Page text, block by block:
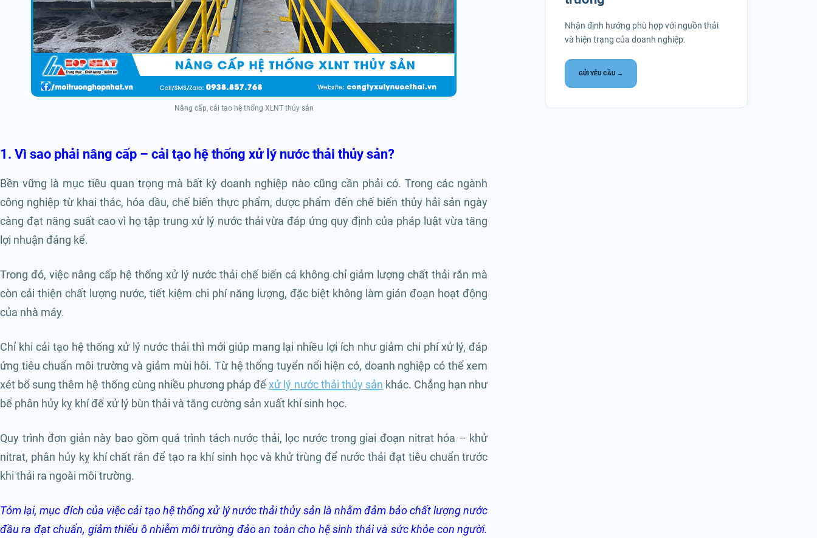
Nâng cấp, cải tạo hệ thống XLNT thủy sản
1. Vì sao phải nâng cấp – cải tạo hệ thống xử lý nước thải thủy sản?
Bền vững là mục tiêu quan trọng mà bất kỳ doanh nghiệp nào cũng cần phải có. Trong các ngành
công nghiệp từ khai thác, hóa dầu, chế biến thực phẩm, dược phẩm đến chế biến thủy hải sản ngày
càng đạt năng suất cao vì họ tập trung xử lý nước thải vừa đáp ứng quy định của pháp luật vừa tăng
lợi nhuận đáng kể.
Trong đó, việc nâng cấp hệ thống xử lý nước thải chế biến cá không chỉ giảm lượng chất thải rắn mà
còn cải thiện chất lượng nước, tiết kiệm chi phí năng lượng, đặc biệt không làm gián đoạn hoạt động
của nhà máy.
Chỉ khi cải tạo hệ thống xử lý nước thải thì mới giúp mang lại nhiều lợi ích như giảm chi phí xử lý, đáp
ứng tiêu chuẩn môi trường và giảm mùi hôi. Từ hệ thống tuyển nổi hiện có, doanh nghiệp có thể xem
xét bổ sung thêm hệ thống cùng nhiều phương pháp đểxử lý nước thải thủy sản khác. Chẳng hạn như
bể phân hủy kỵ khí để xử lý bùn thải và tăng cường sản xuất khí sinh học.
Quy trình đơn giản này bao gồm quá trình tách nước thải, lọc nước trong giai đoạn nitrat hóa – khử
nitrat, phân hủy kỵ khí chất rắn để tạo ra khí sinh học và khử trùng để nước thải đạt tiêu chuẩn trước
khi thải ra ngoài môi trường.
Tóm lại, mục đích của việc cải tạo hệ thống xử lý nước thải thủy sản là nhằm đảm bảo chất lượng nước
đầu ra đạt chuẩn, giảm thiểu ô nhiễm môi trường đảo an toàn cho hệ sinh thái và sức khỏe con người.
Nhận định hướng phù hợp với nguồn thải
và hiện trạng của doanh nghiệp.
GỬI YÊU CẦU →